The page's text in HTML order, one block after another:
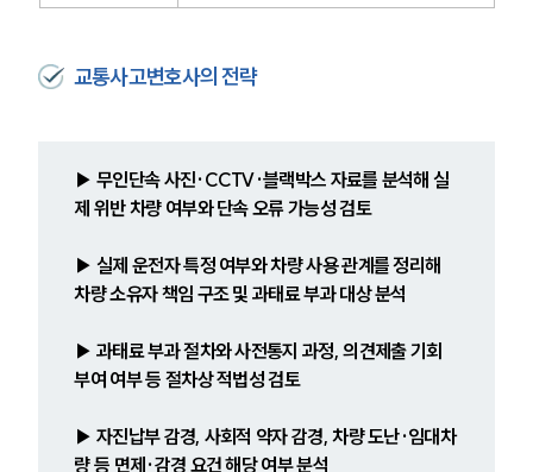
교통사고변호사의 전략
▶ 무인단속 사진·CCTV·블랙박스 자료를 분석해 실
제 위반 차량 여부와 단속 오류 가능성 검토
▶ 실제 운전자 특정 여부와 차량 사용 관계를 정리해
차량 소유자 책임 구조 및 과태료 부과 대상 분석
▶ 과태료 부과 절차와 사전통지 과정, 의견제출 기회
부여 여부 등 절차상 적법성 검토
▶ 자진납부 감경, 사회적 약자 감경, 차량 도난·임대차
량 등 면제·감경 요건 해당 여부 분석